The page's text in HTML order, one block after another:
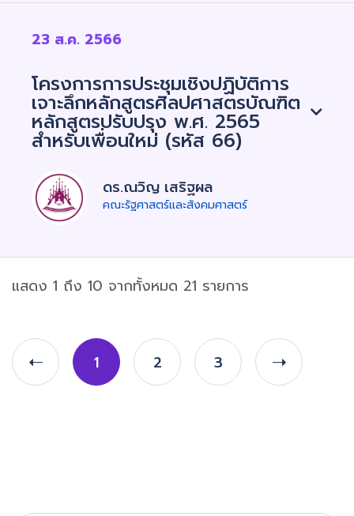
23 ส.ค. 2566
โครงการการประชุมเชิงปฏิบัติการ
เจาะลึกหลักสูตรศิลปศาสตรบัณฑิต
หลักสูตรปรับปรุง พ.ศ. 2565
สำหรับเพื่อนใหม่ (รหัส 66)
ดร.ณวิญ เสริฐผล
คณะรัฐศาสตร์และสังคมศาสตร์
แสดง 1 ถึง 10 จากทั้งหมด 21 รายการ
1 2 3